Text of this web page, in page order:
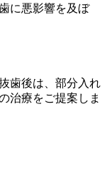
に悪影響を及ぼ
歯後は、部分入れ
治療をご提案しま